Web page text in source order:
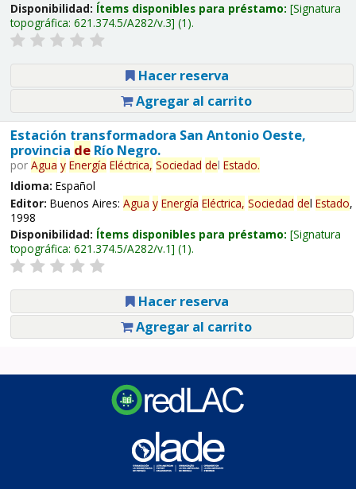
Disponibilidad: Ítems disponibles para préstamo: Signatura
topográfica: 621.374.5/A282/v.3 (1).
Hacer reserva
Agregar al carrito
Estación transformadora San Antonio Oeste,
provincia deRío Negro.
por Agua y Energía Eléctrica, Sociedad del Estado.
Idioma: Español
Editor: Buenos Aires: Agua y Energía Eléctrica, Sociedad del Estado,
1998
Disponibilidad: Ítems disponibles para préstamo: Signatura
topográfica: 621.374.5/A282/v.1 (1).
Hacer reserva
Agregar al carrito